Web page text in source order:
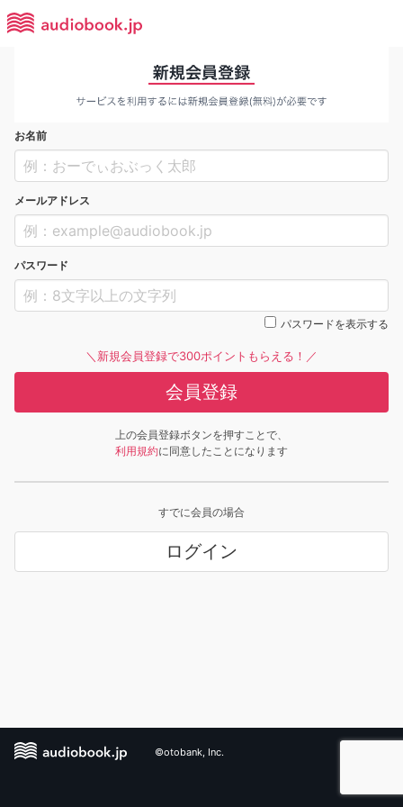
お名前
メールアドレス
パスワード
パスワードを表示する
＼新規会員登録で300ポイントもらえる！／
会員登録
上の会員登録ボタンを押すことで、
利用規約に同意したことになります
すでに会員の場合
ログイン
©otobank, Inc.